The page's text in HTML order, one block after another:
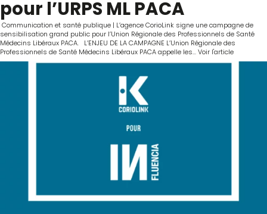
pour l’URPS ML PACA
Communication et santé publique | L’agence CorioLink signe une campagne de
sensibilisation grand public pour l’Union Régionale des Professionnels de Santé
Médecins Libéraux PACA. L’ENJEU DE LA CAMPAGNE L’Union Régionale des
Professionnels de Santé Médecins Libéraux PACA appelle les...Voir l'article